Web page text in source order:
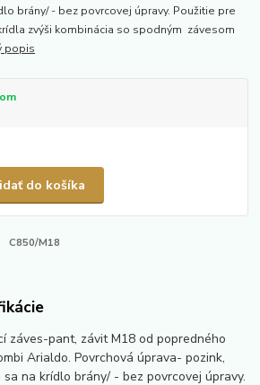
brány/ - bez povrcovej úpravy. Použitie pre
zvýši kombinácia so spodným závesom
popis
do košíka
C850/M18
záves-pant, závit M18 od popredného
Arialdo. Povrchová úprava- pozink,
na krídlo brány/ - bez povrcovej úpravy.